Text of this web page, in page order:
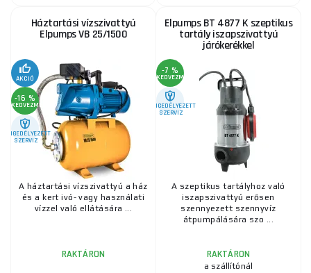
Háztartási vízszivattyú
Elpumps VB 25/1500
AKCIÓ
-16 %
KEDVEZMÉNY
ENGEDÉLYEZETT
SZERVIZ
A háztartási vízszivattyú a ház
és a kert ivó- vagy használati
vízzel való ellátására ...
RAKTÁRON
Elpumps BT 4877 K szeptikus
tartály iszapszivattyú
járókerékkel
-7 %
KEDVEZMÉNY
ENGEDÉLYEZETT
SZERVIZ
A szeptikus tartályhoz való
iszapszivattyú erősen
szennyezett szennyvíz
átpumpálására szo ...
RAKTÁRON
a szállítónál